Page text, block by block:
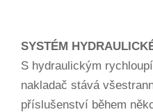
SYSTÉM
S hydraulickým
nakladač stává
příslušenství během